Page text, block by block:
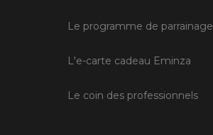
Le programme de parrainage
L'e-carte cadeau Eminza
Le coin des professionnels